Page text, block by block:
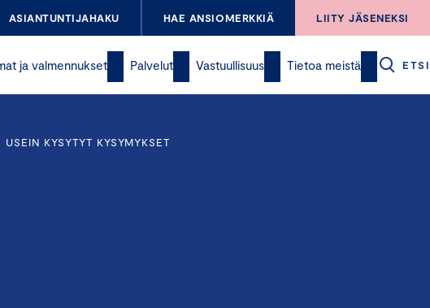
ASIANTUNTIJAHAKU HAE ANSIOMERKKIÄ LIITY JÄSENEKSI
ja valmennukset Palvelut Vastuullisuus Tietoa meistä ETSI
USEIN KYSYTYT KYSYMYKSET